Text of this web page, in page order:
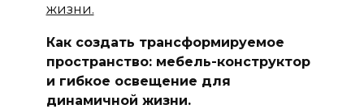
Как создать трансформируемое
пространство: мебель-конструктор
и гибкое освещение для
динамичной жизни.